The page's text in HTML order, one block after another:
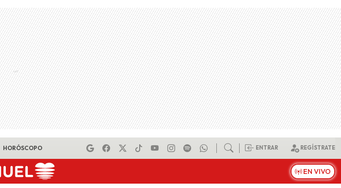
HORÓSCOPO ENTRAR REGÍSTRATE
EN VIVO